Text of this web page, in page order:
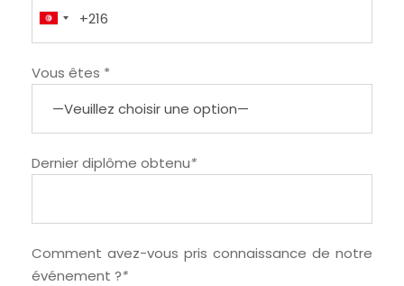
Vous êtes *
Dernier diplôme obtenu*
Comment avez-vous pris connaissance de notre
événement ?*